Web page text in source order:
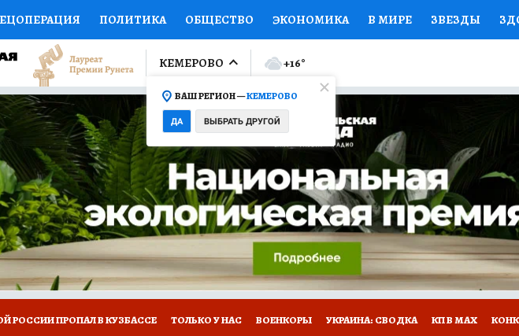
ПОЛИТИКА ОБЩЕСТВО ЭКОНОМИКА В МИРЕ ЗВЕЗДЫ
СПОРТ КОЛУМНИСТЫ ПРОИСШЕСТВИЯ
ДОКТОР ФИНАНСЫ ОТКРЫВАЕМ МИР Я ЗНАЮ СЕМЬЯ ЖЕНСКИЕ СЕКРЕТЫ
НА СПОРТ ПРОМОКОДЫ СЕРИАЛЫ СПЕЦПРОЕКТЫ ДЕФИЦИТ
ТЕЛЕВИЗОР КОНКУРСЫ РАБОТА У НАС ГИД ПОТРЕБИТЕЛЯ
НОВОЕ НА САЙТЕ
КЕМЕРОВО
ВАШ РЕГИОН —КЕМЕРОВО
ДА ВЫБРАТЬ ДРУГОЙ
+16°
РОССИИ ПРОПАЛ В КУЗБАССЕ ТОЛЬКО У НАС ВОЕНКОРЫ УКРАИНА: СВОДКА КП В МАХ